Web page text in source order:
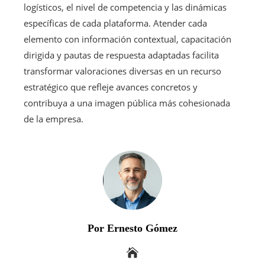
logísticos, el nivel de competencia y las dinámicas
específicas de cada plataforma. Atender cada
elemento con información contextual, capacitación
dirigida y pautas de respuesta adaptadas facilita
transformar valoraciones diversas en un recurso
estratégico que refleje avances concretos y
contribuya a una imagen pública más cohesionada
de la empresa.
Por Ernesto Gómez